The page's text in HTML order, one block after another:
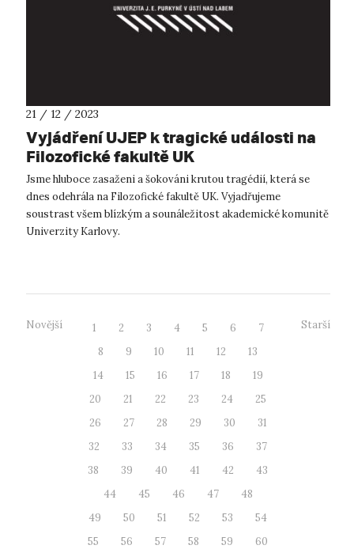
21 / 12 / 2023
Vyjádření UJEP k tragické události na
Filozofické fakultě UK
Jsme hluboce zasaženi a šokováni krutou tragédií, která se
dnes odehrála na Filozofické fakultě UK. Vyjadřujeme
soustrast všem blízkým a sounáležitost akademické komunitě
Univerzity Karlovy.
Novější 1 2 3 4 5 6
7
8
9 10 11 12
13
14
15 16 17 18
19
20
21 22 23 24
25
26
27 28 29 30
31
32
33 34 35 36
37
38
39 40 41 42
43
44
45 46 47
48
49
50 51 52 53
54
55
56 57 58 59
60
Starší